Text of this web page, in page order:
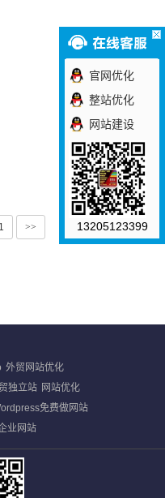
>>
外贸网站优化
独立站 网站优化
免费做网站
业网站
官网优化
整站优化
网站建设
13205123399